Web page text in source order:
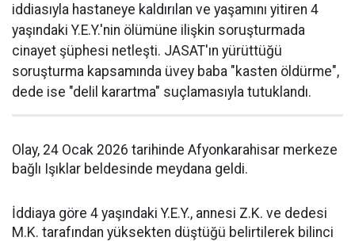
iddiasıyla hastaneye kaldırılan ve yaşamını yitiren 4
yaşındaki Y.E.Y.'nin ölümüne ilişkin soruşturmada
cinayet şüphesi netleşti. JASAT'ın yürüttüğü
soruşturma kapsamında üvey baba "kasten öldürme",
dede ise "delil karartma" suçlamasıyla tutuklandı.
Olay, 24 Ocak 2026 tarihinde Afyonkarahisar merkeze
bağlı Işıklar beldesinde meydana geldi.
İddiaya göre 4 yaşındaki Y.E.Y., annesi Z.K. ve dedesi
M.K. tarafından yüksekten düştüğü belirtilerek bilinci